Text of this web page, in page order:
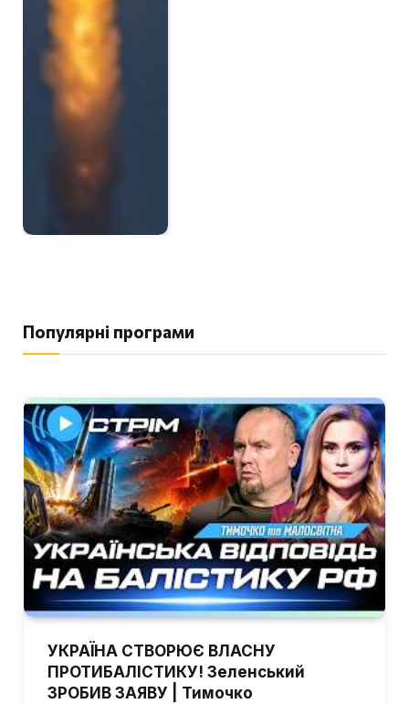
Популярні програми
УКРАЇНА СТВОРЮЄ ВЛАСНУ
ПРОТИБАЛІСТИКУ! Зеленський
ЗРОБИВ ЗАЯВУ | Тимочко